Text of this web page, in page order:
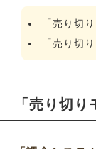
「売り切
「売り切
「売り切